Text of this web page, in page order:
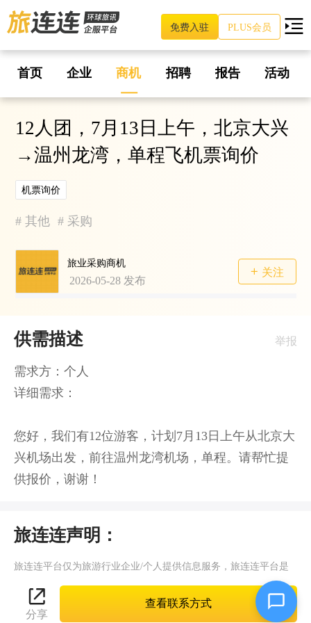
免费入驻 PLUS会员
首页 企业 商机 招聘 报告 活动
12人团，7月13日上午，北京大兴
→温州龙湾，单程飞机票询价
机票询价
# 其他 # 采购
旅业采购商机
2026-05-28 发布
关注
分享
查看联系方式
供需描述 举报
需求方：个人
详细需求：
您好，我们有12位游客，计划7月13日上午从北京大
兴机场出发，前往温州龙湾机场，单程。请帮忙提
供报价，谢谢！
旅连连声明：
旅连连平台仅为旅游行业企业/个人提供信息服务，旅连连平台是
互联网信息服务提供者，旅连连（含网站、客户端等）所展示的供
需标题、详情等信息内容均由第三方企业/个人发布，其真实性、